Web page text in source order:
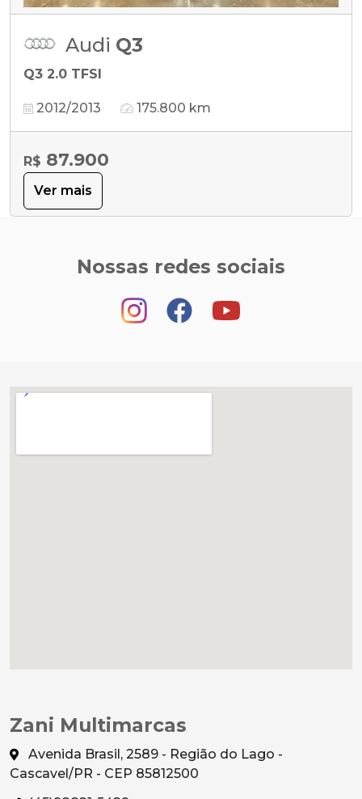
Audi Q3
Q3 2.0 TFSI
2012/2013 175.800 km
R$ 87.900
Ver mais
Nossas redes sociais
Zani Multimarcas
Avenida Brasil, 2589 - Região do Lago -
Cascavel/PR - CEP 85812500